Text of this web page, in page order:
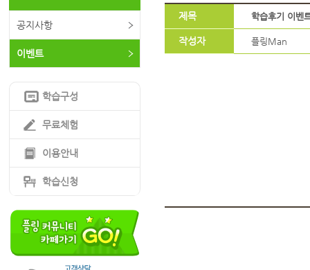
공지사항
이벤트
학습구성
무료체험
이용안내
학습신청
제목 학습후기 이벤
작성자 플링Man